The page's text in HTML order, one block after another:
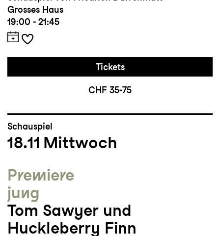
Grosses Haus
19:00 - 21:45
Tickets
CHF 35-75
Schauspiel
18.11 Mittwoch
Premiere
jung
Tom Sawyer und
Huckleberry Finn